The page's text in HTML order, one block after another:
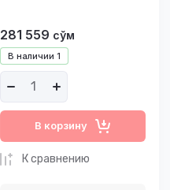
В наличии 1
281 559 сўм
В корзину
К сравнению